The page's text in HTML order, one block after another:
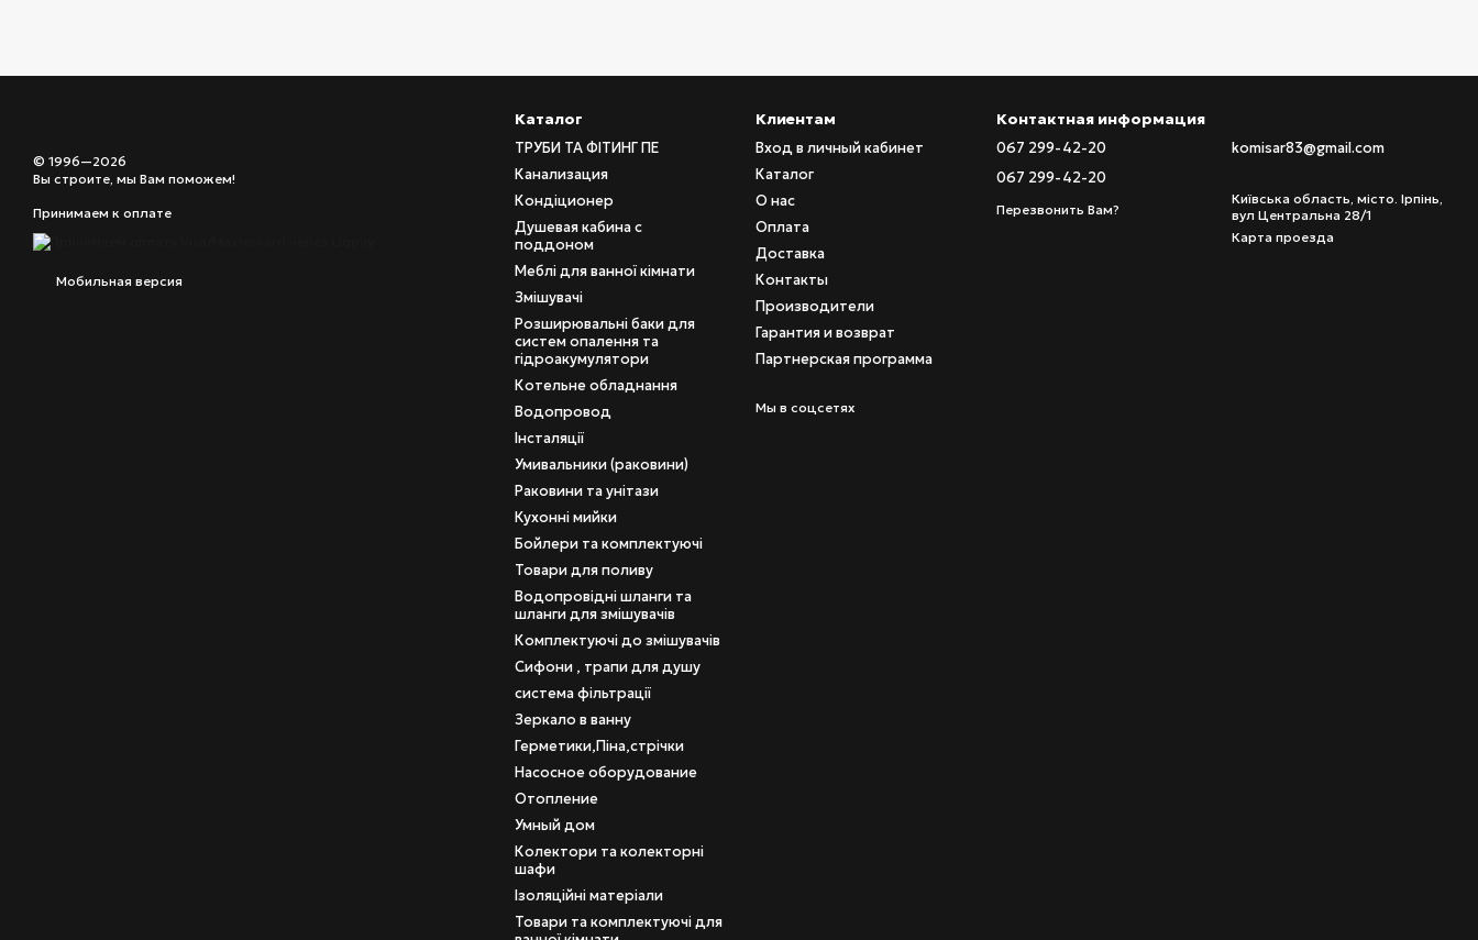
© 1996—2026
Вы строите, мы Вам поможем!
Принимаем к оплате
Мобильная версия
Каталог
ТРУБИ ТА ФІТИНГ ПЕ
Канализация
Кондіционер
Душевая кабина с
поддоном
Меблі для ванної кімнати
Змішувачі
Розширювальні баки для
систем опалення та
гідроакумулятори
Котельне обладнання
Водопровод
Інсталяції
Умивальники (раковини)
Раковини та унітази
Кухонні мийки
Бойлери та комплектуючі
Товари для поливу
Водопровідні шланги та
шланги для змішувачів
Комплектуючі до змішувачів
Сифони , трапи для душу
система фільтрації
Зеркало в ванну
Герметики,Піна,стрічки
Насосное оборудование
Отопление
Умный дом
Колектори та колекторні
шафи
Ізоляційні матеріали
Товари та комплектуючі для
Клиентам
Вход в личный кабинет
Каталог
О нас
Оплата
Доставка
Контакты
Производители
Гарантия и возврат
Партнерская программа
Мы в соцсетях
Контактная информация
067 299-42-20
067 299-42-20
Перезвонить Вам?
komisar83@gmail.com
Київська область, місто. Ірпінь,
вул Центральна 28/1
Карта проезда